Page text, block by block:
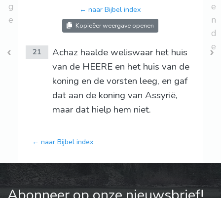
g
e
← naar Bijbel index
Kopieëer weergave openen
21
Achaz haalde weliswaar het huis
van de HEERE en het huis van de
koning en de vorsten leeg, en gaf
dat aan de koning van Assyrië,
maar dat hielp hem niet.
← naar Bijbel index
e
n
d
e